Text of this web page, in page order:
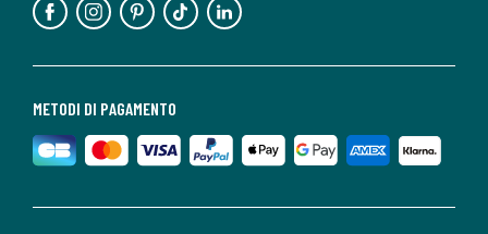
METODI DI PAGAMENTO